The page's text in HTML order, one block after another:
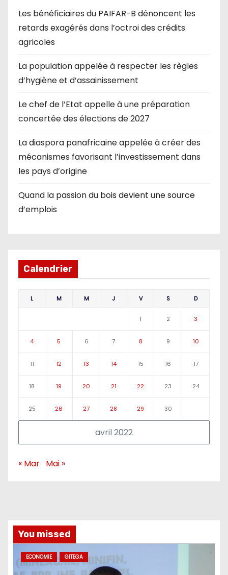
Les bénéficiaires du PAIFAR-B dénoncent les
retards exagérés dans l’octroi des crédits
agricoles
La population appelée à respecter les règles
d’hygiène et d’assainissement
Le chef de l’Etat appelle à une préparation
concertée des élections de 2027
La diaspora panafricaine appelée à créer des
mécanismes favorisant l’investissement dans
les pays d’origine
Quand la passion du bois devient une source
d’emplois
Calendrier
avril 2022
L M M J V S D
1 2 3
4 5 6 7 8 9 10
11 12 13 14 15 16 17
18 19 20 21 22 23 24
25 26 27 28 29 30
« Mar Mai »
You missed
ECONOMIE GITEGA